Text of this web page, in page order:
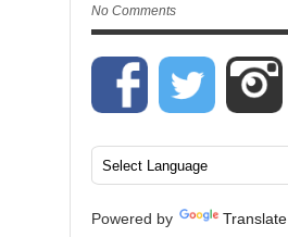
No Comments
Powered by Translate